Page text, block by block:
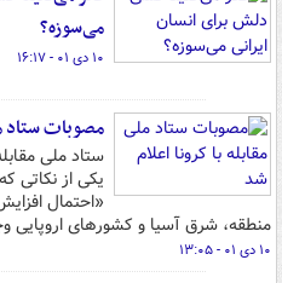
می‌سوزه؟
۱۰ دی ۰۱ - ۱۶:۱۷
مصوبات ستاد
ستاد ملی
یکی از نکاتی
«احتمال
منطقه، شرق آسیا و کشورهای اروپایی
۱۰ دی ۰۱ - ۱۳:۰۵